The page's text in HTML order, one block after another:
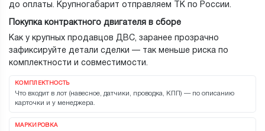
до оплаты. Крупногабарит отправляем ТК по России.
Покупка контрактного двигателя в сборе
Как у крупных продавцов ДВС, заранее прозрачно
зафиксируйте детали сделки — так меньше риска по
комплектности и совместимости.
КОМПЛЕКТНОСТЬ
Что входит в лот (навесное, датчики, проводка, КПП) — по описанию
карточки и у менеджера.
МАРКИРОВКА